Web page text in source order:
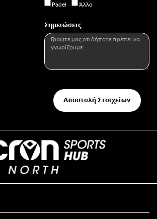
Padel
Άλλο
Σημειώσεις
Αποστολή Στοιχείων